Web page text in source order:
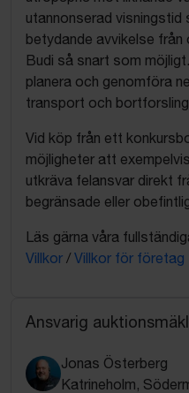
utannonserad visningstid
betydande avvikelse
Budi så snart som
planera och genomföra
transport och
Vid köp från ett
möjligheter att
utkräva felansvar direkt
begränsade eller
Läs gärna våra
Villkor / Villkor för företag
Ansvarig
Jonas Österberg
Katrineholm,